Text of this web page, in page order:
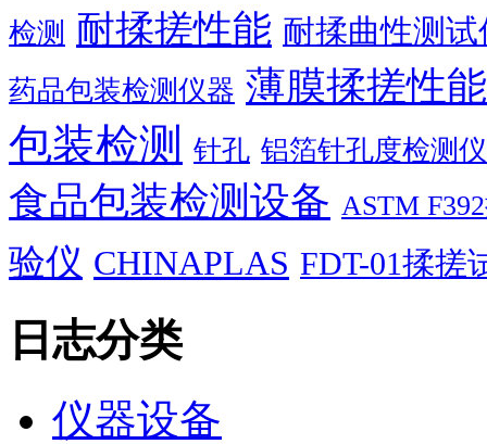
检测 耐揉搓性能 耐揉曲性测试
药品包装检测仪器 薄膜揉搓性
包装检测 针孔 铝箔针孔度检测
食品包装检测设备 ASTM
验仪 CHINAPLAS FDT-01揉搓
日志分类
仪器设备